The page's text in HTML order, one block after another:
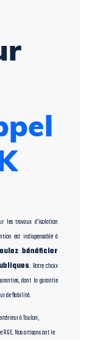
les travaux d’isolation
est indispensable à
bénéficier
. Votre choix
dont la garantie
de fiabilité.
à Toulon,
RGE. Nos artisans ont le